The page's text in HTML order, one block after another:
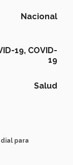
Nacional
19, COVID-
19
Salud
para